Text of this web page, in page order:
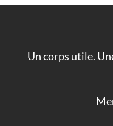
Un corps utile.